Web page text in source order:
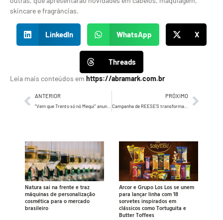
skincare e fragrâncias.
LinkedIn WhatsApp X
Threads
Leia mais conteúdos em https://abramark.com.br
ANTERIOR PRÓXIMO
Campanha de REESE’S transforma o “gostinho da viagem” em desejo nacional
Natura sai na frente e traz
máquinas de personalização
cosmética para o mercado
brasileiro
Arcor e Grupo Los Los se unem
para lançar linha com 18
sorvetes inspirados em
clássicos como Tortuguita e
Butter Toffees